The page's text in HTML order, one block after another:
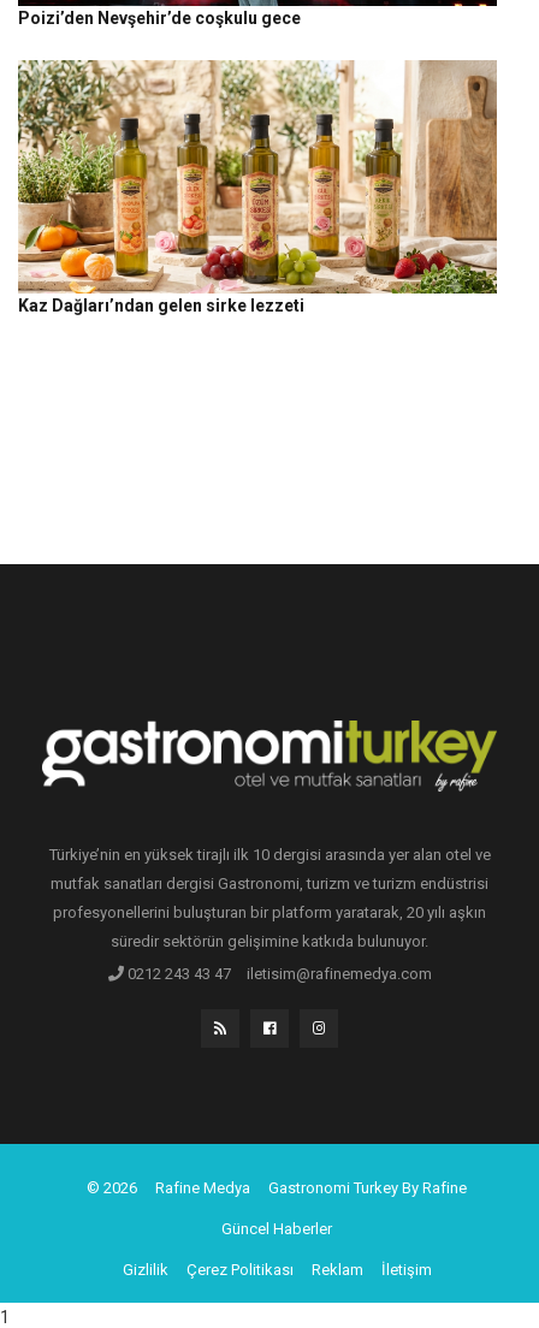
Poizi’den Nevşehir’de coşkulu gece
Kaz Dağları’ndan gelen sirke lezzeti
Türkiye’nin en yüksek tirajlı ilk 10 dergisi arasında yer alan otel ve
mutfak sanatları dergisi Gastronomi, turizm ve turizm endüstrisi
profesyonellerini buluşturan bir platform yaratarak, 20 yılı aşkın
süredir sektörün gelişimine katkıda bulunuyor.
0212 243 43 47
iletisim@rafinemedya.com
© 2026 Rafine Medya Gastronomi Turkey By Rafine
Güncel Haberler
Gizlilik Çerez Politikası Reklam İletişim
1